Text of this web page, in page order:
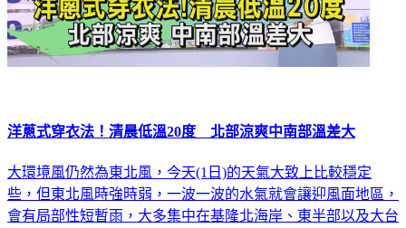
洋蔥式穿衣法！清晨低溫20度 北部涼爽中南部溫差大
大環境風仍然為東北風，今天(1日)的天氣大致上比較穩定
些，但東北風時強時弱，一波一波的水氣就會讓迎風面地區，
會有局部性短暫雨，大多集中在基隆北海岸、東半部以及大台